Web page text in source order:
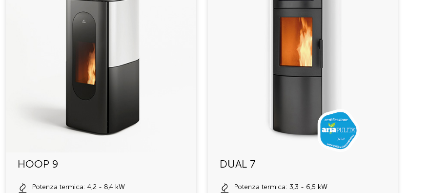
HOOP 9
Potenza termica: 4,2 - 8,4 kW
DUAL 7
Potenza termica: 3,3 - 6,5 kW